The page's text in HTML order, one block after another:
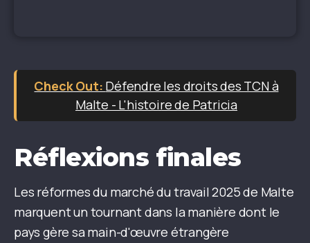
Défendre les droits des TCN à
Malte - L'histoire de Patricia
Réflexions finales
Les réformes du marché du travail 2025 de Malte
marquent un tournant dans la manière dont le
pays gère sa main-d'œuvre étrangère